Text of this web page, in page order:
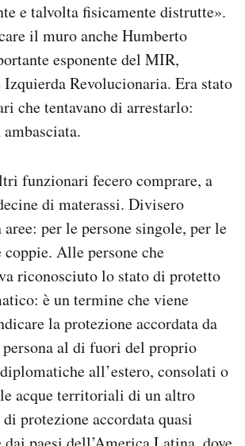
e talvolta fisicamente distrutte».
il muro anche Humberto
esponente del MIR,
Revolucionaria. Era stato
che tentavano di arrestarlo:
funzionari fecero comprare, a
di materassi. Divisero
per le persone singole, per le
Alle persone che
riconosciuto lo stato di protetto
è un termine che viene
la protezione accordata da
persona al di fuori del proprio
all’estero, consolati o
acque territoriali di un altro
protezione accordata quasi